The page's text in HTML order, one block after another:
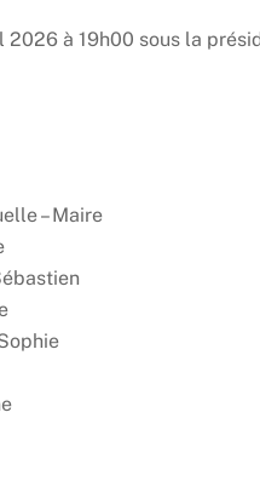
2026 à 19h00 sous la
– Maire